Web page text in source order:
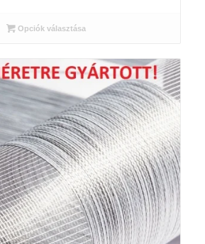
120 Ft
890 Ft
Opciók választása